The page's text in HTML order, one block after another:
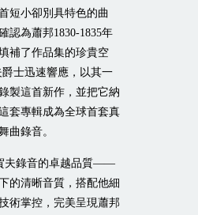
短小卻別具特色的曲
認為蕭邦1830-1835年
補了作品集的珍貴空
爵士迅速響應，以其一
製這首新作，並把它納
套專輯成為全球首套真
曲錄音。
夫錄音的卓越品質——
的清晰音質，搭配他細
術掌控，完美呈現蕭邦